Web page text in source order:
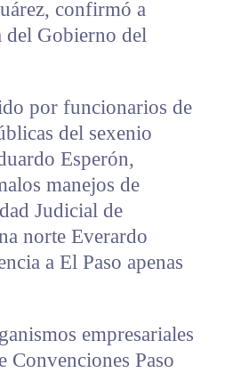
confirmó a
del Gobierno del
por funcionarios de
del sexenio
Esperón,
manejos de
Judicial de
norte Everardo
a El Paso apenas
empresariales
Convenciones Paso